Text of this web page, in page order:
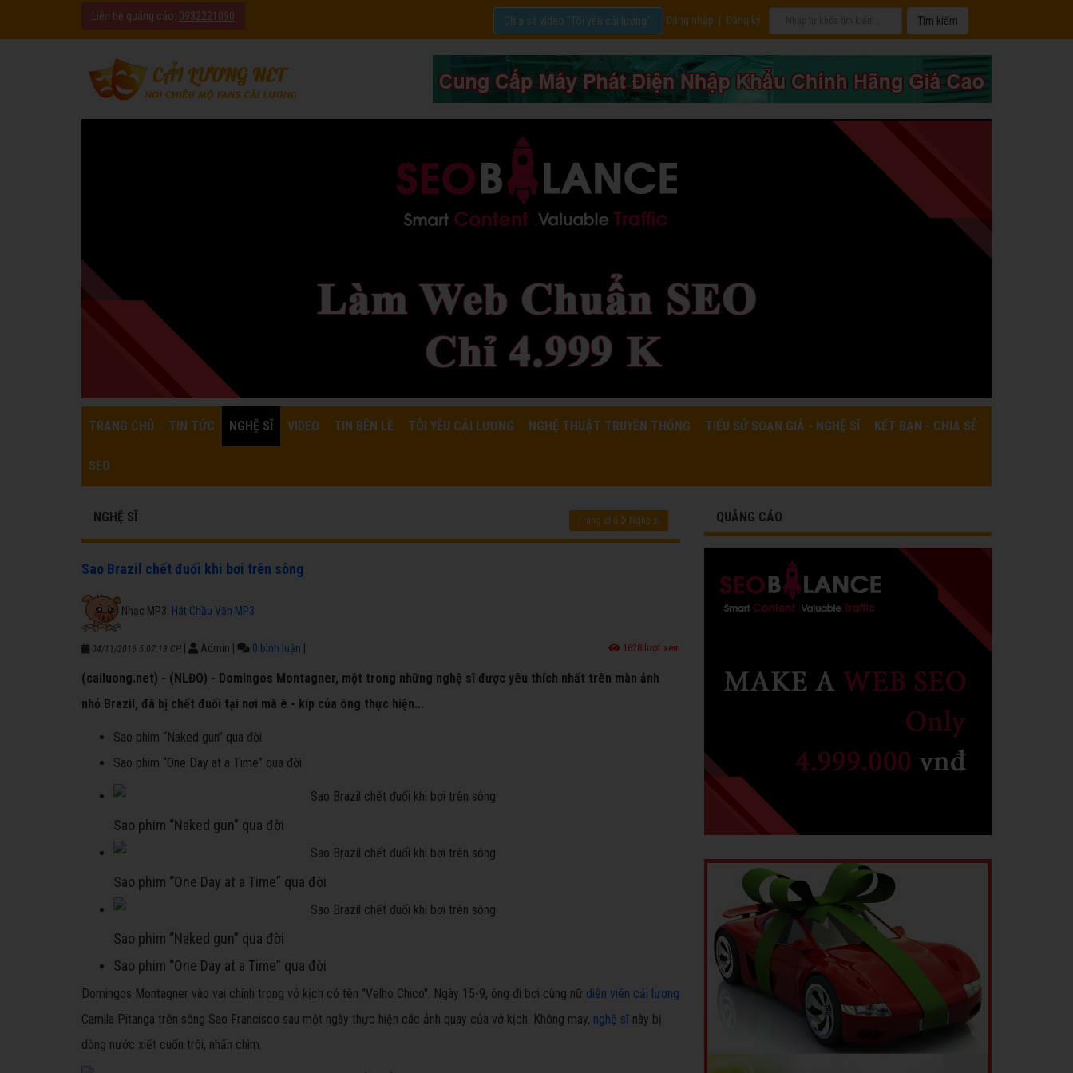
Liên hệ quảng cáo: 0932221090 Đăng nhập Đăng ký
Chia sẻ video "Tôi yêu cải lương".
TRANG CHỦ TIN TỨC NGHỆ SĨ VIDEO TIN BÊN LỀ TÔI YÊU CẢI LƯƠNG NGHỆ THUẬT TRUYỀN THỐNG TIỂU SỬ SOẠN GIẢ - NGHỆ SĨ KẾT BẠN - CHIA SẺ
SEO
NGHỆ SĨ Trang chủ Nghệ sĩ
Sao Brazil chết đuối khi bơi trên sông
Nhạc MP3: Hát Chầu Văn MP3
04/11/2016 5:07:13 CH Admin 0 bình luận 1628 lượt xem
(cailuong.net) - (NLĐO) - Domingos Montagner, một trong những nghệ sĩ được yêu thích nhất trên màn ảnh
nhỏ Brazil, đã bị chết đuối tại nơi mà ê - kíp của ông thực hiện...
Sao phim “Naked gun” qua đời
Sao phim “One Day at a Time” qua đời
Sao phim “Naked gun” qua đời
Sao phim “One Day at a Time” qua đời
Sao phim “Naked gun” qua đời
Sao phim “One Day at a Time” qua đời
Domingos Montagner vào vai chính trong vở kịch có tên "Velho Chico". Ngày 15-9, ông đi bơi cùng nữ diễn viên cải lương
Camila Pitanga trên sông Sao Francisco sau một ngày thực hiện các ảnh quay của vở kịch. Không may, nghệ sĩ này bị
dòng nước xiết cuốn trôi, nhấn chìm.
QUẢNG CÁO